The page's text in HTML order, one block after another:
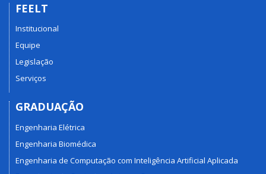
FEELT
Institucional
Equipe
Legislação
Serviços
GRADUAÇÃO
Engenharia Elétrica
Engenharia Biomédica
Engenharia de Computação com Inteligência Artificial Aplicada